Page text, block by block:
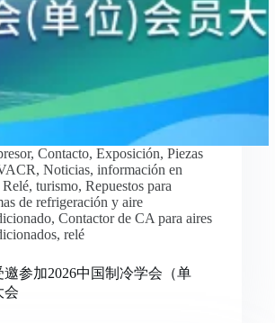
, Contacto, Exposición, Piezas
, Noticias, información en
Relé, turismo, Repuestos para
de refrigeración y aire
, Contactor de CA para aires
, relé
邀参加2026中国制冷学会（单
会